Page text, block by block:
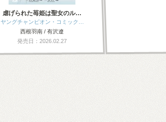
虐げられた苺姫は聖女のル…
ヤングチャンピオン・コミック…
西根羽南 / 有沢遼
発売日：2026.02.27